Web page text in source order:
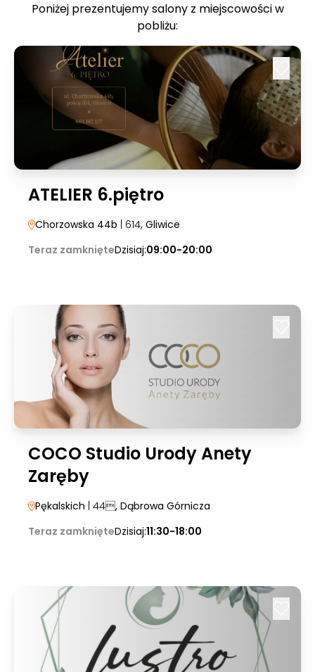
Poniżej prezentujemy salony z miejscowości w
pobliżu:
ATELIER 6.piętro
Chorzowska 44b | 614, Gliwice
Teraz zamknięteDzisiaj:09:00-20:00
COCO Studio Urody Anety
Zaręby
Pękalskich | 44, Dąbrowa Górnicza
Teraz zamknięteDzisiaj:11:30-18:00